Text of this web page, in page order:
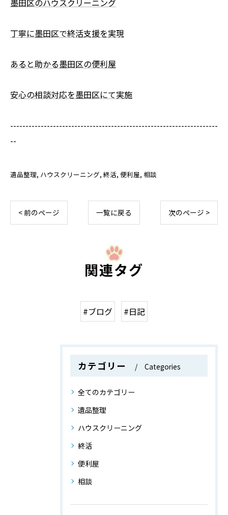
墨田区のハウスクリーニング
丁寧に墨田区で終活支援を実現
あると助かる墨田区の便利屋
安心の相談対応を墨田区にて実施
--------------------------------------------------------------------
--
遺品整理 ハウスクリーニング 終活 便利屋 相談
< 前のページ 一覧に戻る 次のページ >
関連タグ
#ブログ #日記
カテゴリー Categories
全てのカテゴリー
遺品整理
ハウスクリーニング
終活
便利屋
相談